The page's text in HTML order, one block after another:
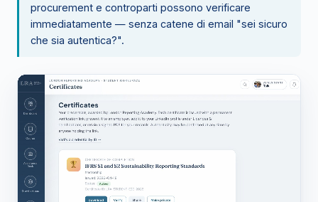
procurement e controparti possono verificare
immediatamente — senza catene di email "sei sicuro
che sia autentica?".